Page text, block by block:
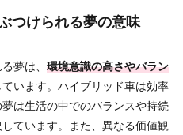
つけられる夢の意味
夢は、 環境意識の高さやバラン
います。ハイブリッド車は効率
は生活の中でのバランスや持続
ています。また、異なる価値観